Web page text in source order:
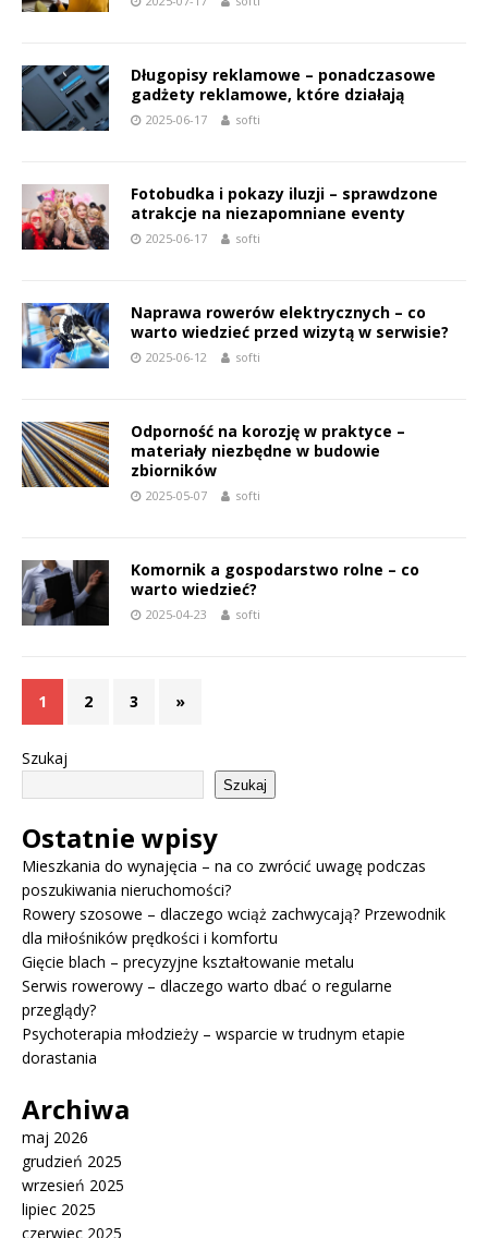
Długopisy reklamowe – ponadczasowe
gadżety reklamowe, które działają
2025-06-17 softi
Fotobudka i pokazy iluzji – sprawdzone
atrakcje na niezapomniane eventy
2025-06-17 softi
Naprawa rowerów elektrycznych – co
warto wiedzieć przed wizytą w serwisie?
2025-06-12 softi
Odporność na korozję w praktyce –
materiały niezbędne w budowie
zbiorników
2025-05-07 softi
Komornik a gospodarstwo rolne – co
warto wiedzieć?
2025-04-23 softi
1 2 3 »
Szukaj
Szukaj
Ostatnie wpisy
Mieszkania do wynajęcia – na co zwrócić uwagę podczas
poszukiwania nieruchomości?
Rowery szosowe – dlaczego wciąż zachwycają? Przewodnik
dla miłośników prędkości i komfortu
Gięcie blach – precyzyjne kształtowanie metalu
Serwis rowerowy – dlaczego warto dbać o regularne
przeglądy?
Psychoterapia młodzieży – wsparcie w trudnym etapie
dorastania
Archiwa
maj 2026
grudzień 2025
wrzesień 2025
lipiec 2025
czerwiec 2025